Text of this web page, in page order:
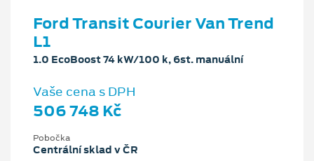
Ford Transit Courier Van Trend
L1
1.0 EcoBoost 74 kW/100 k, 6st. manuální
Vaše cena s DPH
506 748 Kč
Pobočka
Centrální sklad v ČR